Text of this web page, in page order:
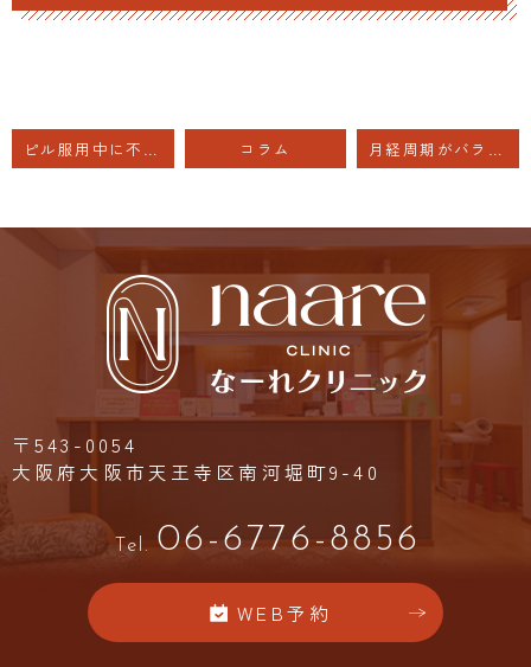
ピル服用中に不正出血・ピルを途中で休薬した場合は、7日間休薬を コラム 月経周期がバラバラの方に低用量ピル
〒543-0054
大阪府大阪市天王寺区南河堀町9-40
Tel. 06-6776-8856
WEB予約